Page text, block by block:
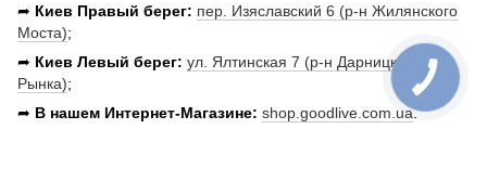
➦ Киев Правый берег: пер. Изяславский 6 (р-н Жилянского
Моста);
➦ Киев Левый берег: ул. Ялтинская 7 (р-н Дарницкого
Рынка);
➦ В нашем Интернет-Магазине: shop.goodlive.com.ua.